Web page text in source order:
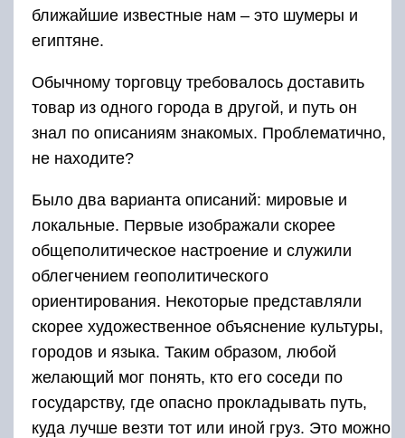
ближайшие известные нам – это шумеры и
египтяне.
Обычному торговцу требовалось доставить
товар из одного города в другой, и путь он
знал по описаниям знакомых. Проблематично,
не находите?
Было два варианта описаний: мировые и
локальные. Первые изображали скорее
общеполитическое настроение и служили
облегчением геополитического
ориентирования. Некоторые представляли
скорее художественное объяснение культуры,
городов и языка. Таким образом, любой
желающий мог понять, кто его соседи по
государству, где опасно прокладывать путь,
куда лучше везти тот или иной груз. Это можно